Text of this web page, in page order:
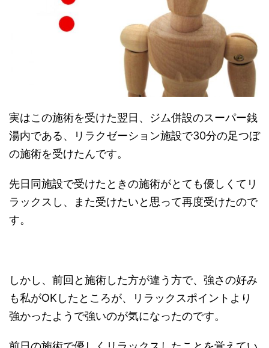
実はこの施術を受けた翌日、ジム併設のスーパー銭
湯内である、リラクゼーション施設で30分の足つぼ
の施術を受けたんです。
先日同施設で受けたときの施術がとても優しくてリ
ラックスし、また受けたいと思って再度受けたので
す。
しかし、前回と施術した方が違う方で、強さの好み
も私がOKしたところが、リラックスポイントより
強かったようで強いのが気になったのです。